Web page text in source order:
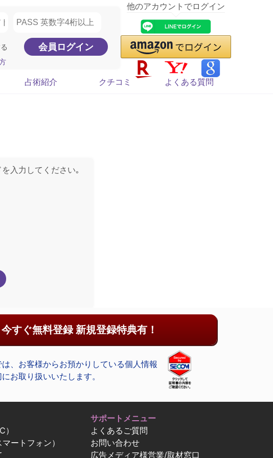
他のアカウントでログイン
占術紹介 クチコミ よくある質問
入力してください｡
すぐ無料登録 新規登録特典有！
は、お客様からお預かりしている個人情報
お取り扱いいたします。
ートフォン）
サポートメニュー
よくあるご質問
お問い合わせ
広告メディア様営業/取材窓口